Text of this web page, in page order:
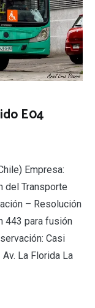
E04
Empresa:
del Transporte
– Resolución
443 para fusión
Casi
La Florida La